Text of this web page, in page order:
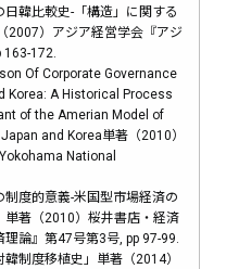
日韓比較史-「構造」に関する
2007）アジア経営学会『アジ
163-172.
Of Corporate Governance
Korea: A Historical Process
of the Amerian Model of
and Korea単著（2010）
National
制度的意義-米国型市場経済の
単著（2010）桜井書店・経済
論』第47号第3号, pp 97-99.
韓制度移植史」単著（2014）